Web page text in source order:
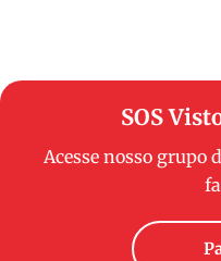
SOS
Acesse nosso grupo